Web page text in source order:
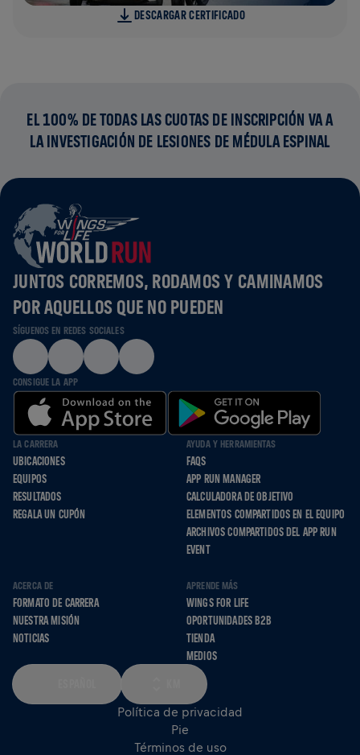
DESCARGAR CERTIFICADO
EL 100% DE TODAS LAS CUOTAS DE INSCRIPCIÓN VA A
LA INVESTIGACIÓN DE LESIONES DE MÉDULA ESPINAL
JUNTOS CORREMOS, RODAMOS Y CAMINAMOS
POR AQUELLOS QUE NO PUEDEN
SÍGUENOS EN REDES SOCIALES
CONSIGUE LA APP
LA CARRERA
UBICACIONES
EQUIPOS
RESULTADOS
REGALA UN CUPÓN
AYUDA Y HERRAMIENTAS
FAQS
APP RUN MANAGER
CALCULADORA DE OBJETIVO
ELEMENTOS COMPARTIDOS EN EL EQUIPO
ARCHIVOS COMPARTIDOS DEL APP RUN
EVENT
ACERCA DE
FORMATO DE CARRERA
NUESTRA MISIÓN
NOTICIAS
APRENDE MÁS
WINGS FOR LIFE
OPORTUNIDADES B2B
TIENDA
MEDIOS
Política de privacidad
Pie
Términos de uso